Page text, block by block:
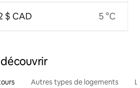
$ CAD 5 °C
Autres types de logements